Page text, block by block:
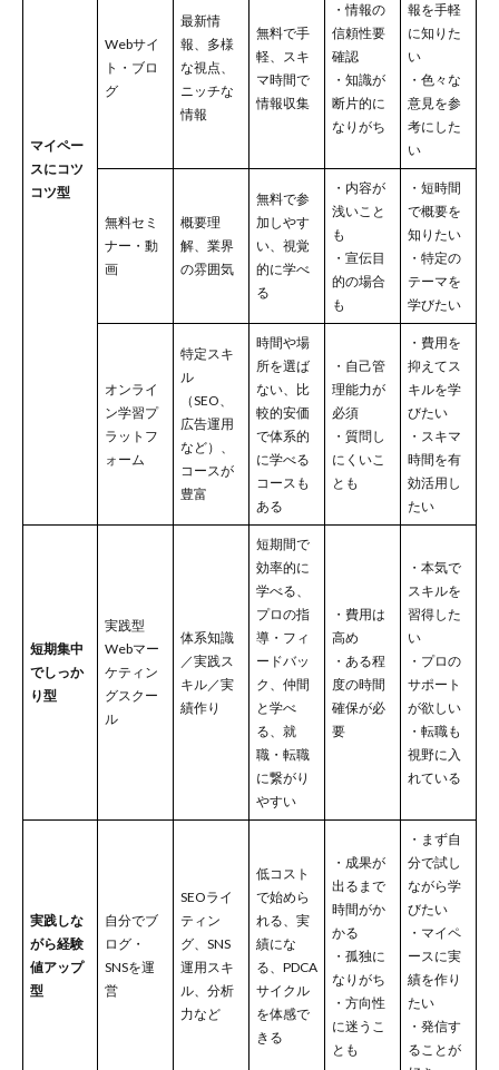
マイペー
スにコツ
コツ型
Webサイ
ト・ブロ
グ
最新情
報、多様
な視点、
ニッチな
情報
無料で手
軽、スキ
マ時間で
情報収集
・情報の
信頼性要
確認
・知識が
断片的に
なりがち
報を手軽
に知りた
い
・色々な
意見を参
考にした
い
無料セミ
ナー・動
画
概要理
解、業界
の雰囲気
無料で参
加しやす
い、視覚
的に学べ
る
・内容が
浅いこと
も
・宣伝目
的の場合
も
・短時間
で概要を
知りたい
・特定の
テーマを
学びたい
オンライ
ン学習プ
ラットフ
ォーム
特定スキ
ル
（SEO、
広告運用
など）、
コースが
豊富
時間や場
所を選ば
ない、比
較的安価
で体系的
に学べる
コースも
ある
・自己管
理能力が
必須
・質問し
にくいこ
とも
・費用を
抑えてス
キルを学
びたい
・スキマ
時間を有
効活用し
たい
短期集中
でしっか
り型
実践型
Webマー
ケティン
グスクー
ル
体系知識
／実践ス
キル／実
績作り
短期間で
効率的に
学べる、
プロの指
導・フィ
ードバッ
ク、仲間
と学べ
る、就
職・転職
に繋がり
やすい
・費用は
高め
・ある程
度の時間
確保が必
要
・本気で
スキルを
習得した
い
・プロの
サポート
が欲しい
・転職も
視野に入
れている
実践しな
がら経験
値アップ
型
自分でブ
ログ・
SNSを運
営
SEOライ
ティン
グ、SNS
運用スキ
ル、分析
力など
低コスト
で始めら
れる、実
績にな
る、PDCA
サイクル
を体感で
きる
・成果が
出るまで
時間がか
かる
・孤独に
なりがち
・方向性
に迷うこ
とも
・まず自
分で試し
ながら学
びたい
・マイペ
ースに実
績を作り
たい
・発信す
ることが